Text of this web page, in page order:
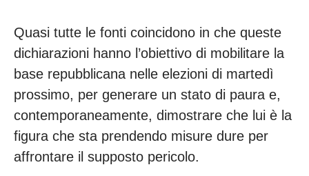
Quasi tutte le fonti coincidono in che queste
dichiarazioni hanno l’obiettivo di mobilitare la
base repubblicana nelle elezioni di martedì
prossimo, per generare un stato di paura e,
contemporaneamente, dimostrare che lui è la
figura che sta prendendo misure dure per
affrontare il supposto pericolo.